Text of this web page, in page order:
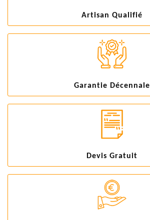
Artisan Qualifié
Garantie Décennale
Devis Gratuit